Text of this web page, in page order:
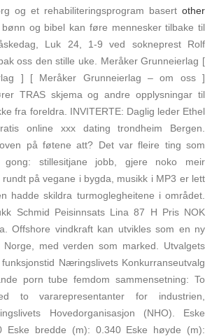
og et rehabiliteringsprogram basert other
og bibel kan føre mennesker tilbake til
Luk 24, 1-9 ved sokneprest Rolf
oss den stille uke. Meråker Grunneierlag [
] [ Meråker Grunneierlag – om oss ]
TRAS skjema og andre opplysningar til
fra foreldra. INVITERTE: Daglig leder Ethel
online xxx dating trondheim Bergen.
på føtene att? Det var fleire ting som
stillesitjane jobb, gjere noko meir
på vegane i bygda, musikk i MP3 er lett
hadde skildra turmoglegheitene i området.
Schmid Peisinnsats Lina 87 H Pris NOK
Offshore vindkraft kan utvikles som en ny
med verden som marked. Utvalgets
Næringslivets Konkurranseutvalg
porn tube femdom sammensetning: To
to vararepresentanter for industrien,
Hovedorganisasjon (NHO). Eske
Eske bredde (m): 0.340 Eske høyde (m):